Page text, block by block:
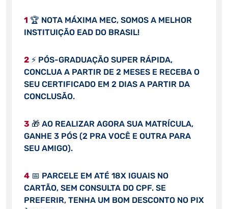
1 🏆 NOTA MÁXIMA MEC, SOMOS A MELHOR
INSTITUIÇÃO EAD DO BRASIL!
2⚡ PÓS-GRADUAÇÃO SUPER RÁPIDA,
CONCLUA A PARTIR DE 2 MESES E RECEBA O
SEU CERTIFICADO EM 2 DIAS A PARTIR DA
CONCLUSÃO.
3 🎁 AO REALIZAR AGORA SUA MATRÍCULA,
GANHE 3 PÓS (2 PRA VOCÊ E OUTRA PARA
SEU AMIGO).
4📅 PARCELE EM ATÉ 18X IGUAIS NO
CARTÃO, SEM CONSULTA DO CPF. SE
PREFERIR, TENHA UM BOM DESCONTO NO PIX